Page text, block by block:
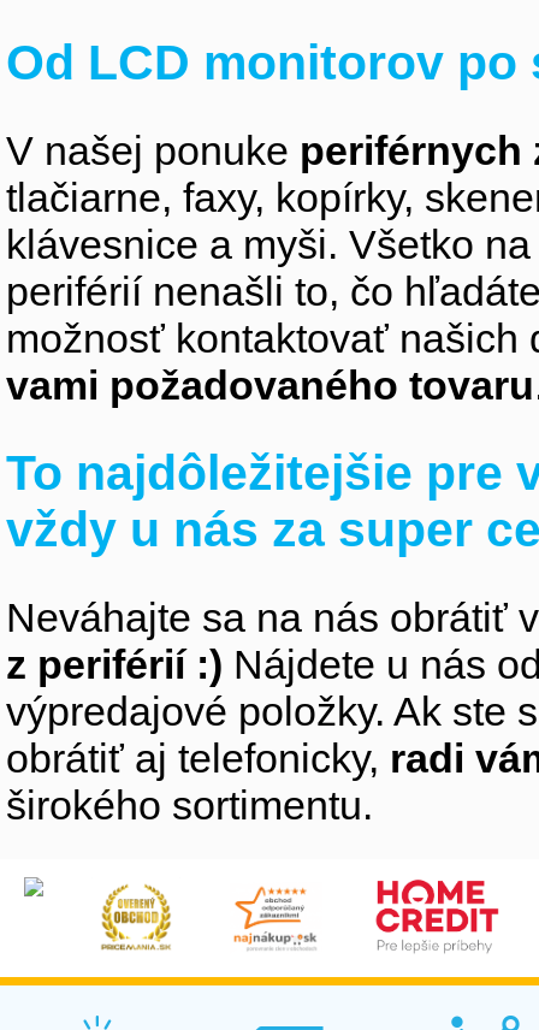
Od LCD monitorov
V našej ponuke periférnych
tlačiarne, faxy, kopírky,
klávesnice a myši. Všetko
periférií nenašli to, čo
možnosť kontaktovať
vami požadovaného tovaru
To najdôležitejšie pre
vždy u nás za super
Neváhajte sa na nás obrátiť
z periférií :) Nájdete u nás
výpredajové položky. Ak ste
obrátiť aj telefonicky, radi
širokého sortimentu.